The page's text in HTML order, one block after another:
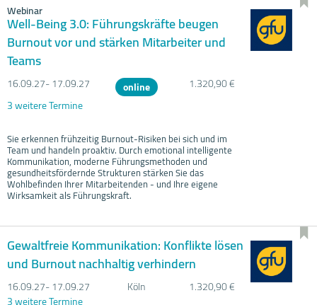
Webinar
Well-Being 3.0: Führungskräfte beugen
Burnout vor und stärken Mitarbeiter und
Teams
16.09.27- 17.09.27 online
1.320,90 €
3 weitere Termine
Sie erkennen frühzeitig Burnout-Risiken bei sich und im
Team und handeln proaktiv. Durch emotional intelligente
Kommunikation, moderne Führungsmethoden und
gesundheitsfördernde Strukturen stärken Sie das
Wohlbefinden Ihrer Mitarbeitenden - und Ihre eigene
Wirksamkeit als Führungskraft.
Gewaltfreie Kommunikation: Konflikte lösen
und Burnout nachhaltig verhindern
16.09.27- 17.09.27 Köln
1.320,90 €